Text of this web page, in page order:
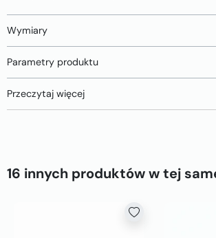
Wymiary
Parametry produktu
Przeczytaj więcej
16 innych produktów w tej